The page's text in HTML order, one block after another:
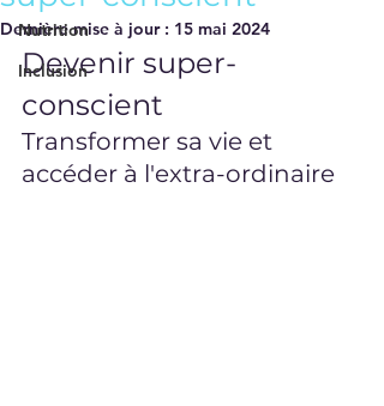
Nutrition
Inclusion
Dernière mise à jour : 15 mai 2024
Devenir super-
conscient
Transformer sa vie et
accéder à l'extra-ordinaire